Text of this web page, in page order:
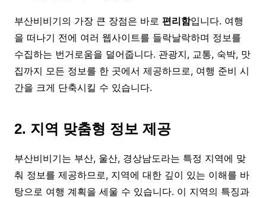
부산비비기의 가장 큰 장점은 바로 편리함입니다. 여행
을 떠나기 전에 여러 웹사이트를 들락날락하며 정보를
수집하는 번거로움을 덜어줍니다. 관광지, 교통, 숙박, 맛
집까지 모든 정보를 한 곳에서 제공하므로, 여행 준비 시
간을 크게 단축시킬 수 있습니다.
2. 지역 맞춤형 정보 제공
부산비비기는 부산, 울산, 경상남도라는 특정 지역에 맞
춰 정보를 제공하므로, 지역에 대한 깊이 있는 이해를 바
탕으로 여행 계획을 세울 수 있습니다. 이 지역의 특징과